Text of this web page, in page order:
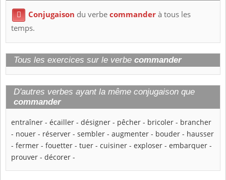
 Conjugaison du verbecommanderà tous les
temps.
Tous les exercices sur le verbe commander
D'autres verbes ayant la même conjugaison que
commander
entraîner - écailler - désigner - pêcher - bricoler - brancher
- nouer - réserver - sembler - augmenter - bouder - hausser
- fermer - fouetter - tuer - cuisiner - exploser - embarquer -
prouver - décorer -